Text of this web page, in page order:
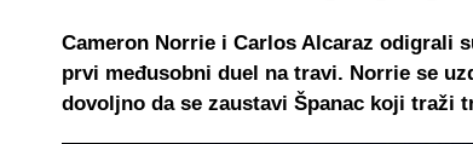
Cameron Norrie i Carlos Alcaraz odigrali
prvi međusobni duel na travi. Norrie se
dovoljno da se zaustavi Španac koji traži